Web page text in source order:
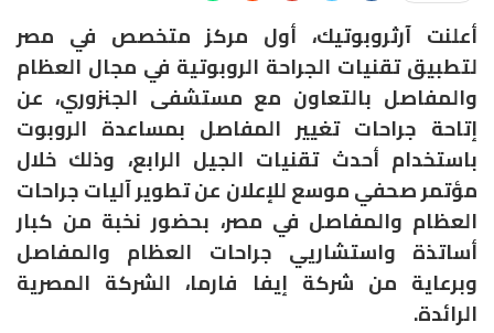
أعلنت آرثروبوتيك، أول مركز متخصص في مصر
لتطبيق تقنيات الجراحة الروبوتية في مجال العظام
والمفاصل بالتعاون مع مستشفى الجنزوري، عن
إتاحة جراحات تغيير المفاصل بمساعدة الروبوت
باستخدام أحدث تقنيات الجيل الرابع، وذلك خلال
مؤتمر صحفي موسع للإعلان عن تطوير آليات جراحات
العظام والمفاصل في مصر، بحضور نخبة من كبار
أساتذة واستشاريي جراحات العظام والمفاصل
وبرعاية من شركة إيفا فارما، الشركة المصرية
الرائدة.